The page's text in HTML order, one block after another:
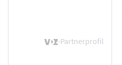
-Partnerprofil